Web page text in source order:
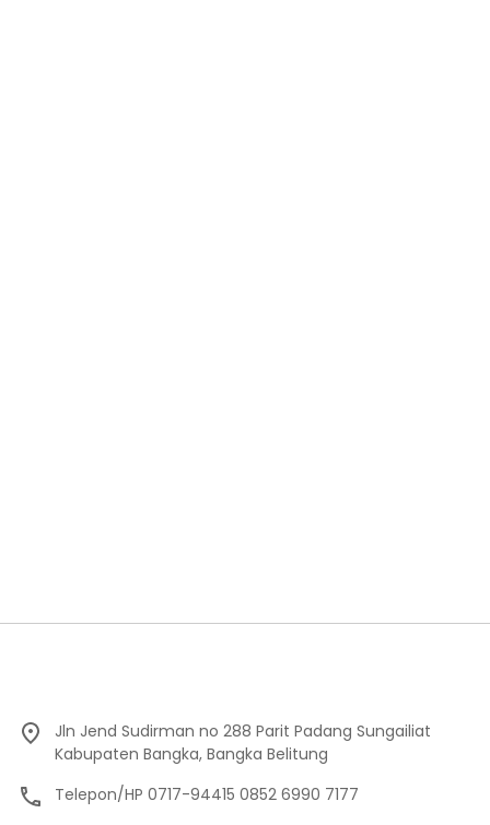
Jln Jend Sudirman no 288 Parit Padang Sungailiat
Kabupaten Bangka, Bangka Belitung
Telepon/HP 0717-94415 0852 6990 7177